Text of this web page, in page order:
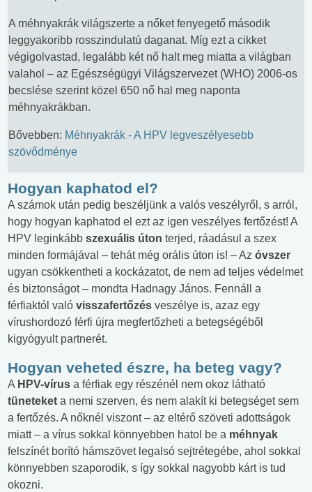
A méhnyakrák világszerte a nőket fenyegető második
leggyakoribb rosszindulatú daganat. Míg ezt a cikket
végigolvastad, legalább két nő halt meg miatta a világban
valahol – az Egészségügyi Világszervezet (WHO) 2006-os
becslése szerint közel 650 nő hal meg naponta
méhnyakrákban.
Bővebben: Méhnyakrák - A HPV legveszélyesebb
szövődménye
Hogyan kaphatod el?
A számok után pedig beszéljünk a valós veszélyről, s arról,
hogy hogyan kaphatod el ezt az igen veszélyes fertőzést! A
HPV leginkább szexuális úton terjed, ráadásul a szex
minden formájával – tehát még orális úton is! – Az óvszer
ugyan csökkentheti a kockázatot, de nem ad teljes védelmet
és biztonságot – mondta Hadnagy János. Fennáll a
férfiaktól való visszafertőzés veszélye is, azaz egy
vírushordozó férfi újra megfertőzheti a betegségéből
kigyógyult partnerét.
Hogyan veheted észre, ha beteg vagy?
A HPV-vírus a férfiak egy részénél nem okoz látható
tüneteket a nemi szerven, és nem alakít ki betegséget sem
a fertőzés. A nőknél viszont – az eltérő szöveti adottságok
miatt – a vírus sokkal könnyebben hatol be a méhnyak
felszínét borító hámszövet legalsó sejtrétegébe, ahol sokkal
könnyebben szaporodik, s így sokkal nagyobb kárt is tud
okozni.